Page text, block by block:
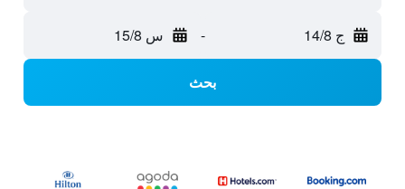
ج 14/8 - س 15/8
بحث